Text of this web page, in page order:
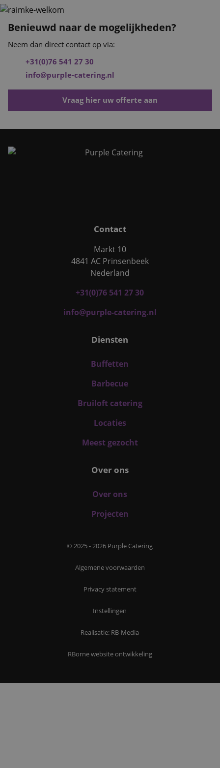
Benieuwd naar de mogelijkheden?
Neem dan direct contact op via:
+31(0)76 541 27 30
info@purple-catering.nl
Vraag hier uw offerte aan
Contact
Markt 10
4841 AC Prinsenbeek
Nederland
+31(0)76 541 27 30
info@purple-catering.nl
Diensten
Buffetten
Barbecue
Bruiloft catering
Locaties
Meest gezocht
Over ons
Over ons
Projecten
© 2025 - 2026 Purple Catering
Algemene voorwaarden
Privacy statement
Instellingen
Realisatie: RB-Media
RBorne website ontwikkeling